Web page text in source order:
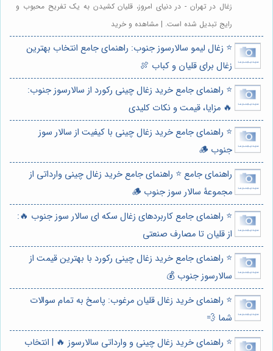
زغال در تهران - در دنیای امروز، قلیان کشیدن به یک تفریح محبوب و
رایج تبدیل شده است. | مشاهده و خرید
⭐️ زغال لیمو سالارسوز جنوب: راهنمای جامع انتخاب بهترین
زغال برای قلیان و کباب 🍖
⭐️ راهنمای جامع خرید زغال چینی رکورد از سالارسوز جنوب:
🔥 مزایا، قیمت و نکات کلیدی
⭐️ راهنمای جامع خرید زغال چینی با کیفیت از سالار سوز
جنوب 🪵
راهنمای جامع ⭐️ راهنمای جامع خرید زغال چینی وارداتی از
مجموعۀ سالار سوز جنوب 🪵
⭐️ راهنمای جامع کاربردهای زغال سکه ای سالار سوز جنوب 🔥:
از قلیان تا مصارف صنعتی
⭐️ راهنمای جامع خرید زغال چینی رکورد با بهترین قیمت از
سالارسوز جنوب 💰
⭐️ راهنمای خرید زغال قلیان مرغوب: پاسخ به تمام سوالات
شما 💨
⭐️ راهنمای خرید زغال چینی و وارداتی سالارسوز 🔥 | انتخاب